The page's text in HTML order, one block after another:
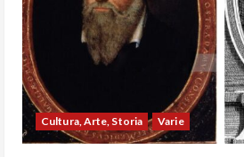
Cultura, Arte, Storia Varie